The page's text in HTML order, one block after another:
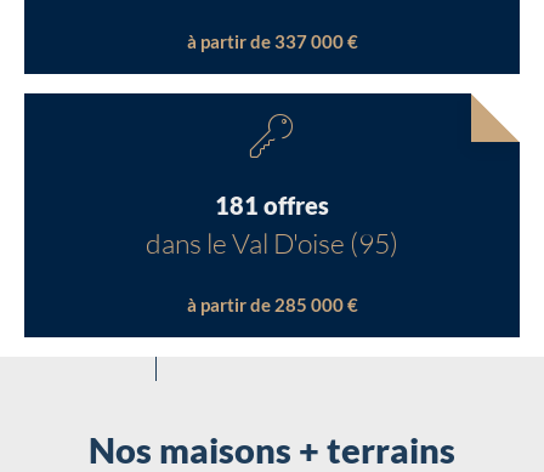
à partir de 337 000 €
181 offres
dans le Val D'oise (95)
à partir de 285 000 €
Nos maisons + terrains